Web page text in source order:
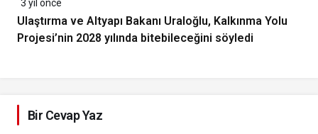
3 yıl önce
Ulaştırma ve Altyapı Bakanı Uraloğlu, Kalkınma Yolu
Projesi’nin 2028 yılında bitebileceğini söyledi
Bir Cevap Yaz